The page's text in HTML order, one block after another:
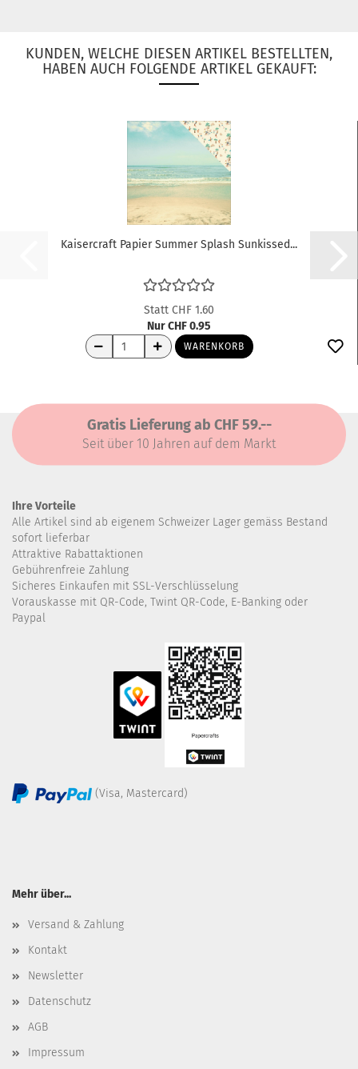
KUNDEN, WELCHE DIESEN ARTIKEL BESTELLTEN,
HABEN AUCH FOLGENDE ARTIKEL GEKAUFT:
Kaisercraft Papier Summer Splash Sunkissed...
Statt CHF 1.60
Nur CHF 0.95
WARENKORB
Gratis Lieferung ab CHF 59.--
Seit über 10 Jahren auf dem Markt
Ihre Vorteile
Alle Artikel sind ab eigenem Schweizer Lager gemäss Bestand
sofort lieferbar
Attraktive Rabattaktionen
Gebührenfreie Zahlung
Sicheres Einkaufen mit SSL-Verschlüsselung
Vorauskasse mit QR-Code, Twint QR-Code, E-Banking oder
Paypal
(Visa, Mastercard)
Mehr über...
Versand & Zahlung
Kontakt
Newsletter
Datenschutz
AGB
Impressum